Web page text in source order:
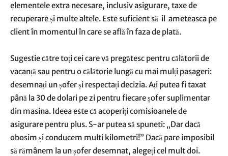
elementele extra necesare, inclusiv asigurare, taxe de
recuperare și multe altele. Este suficient să il ameteasca pe
client în momentul în care se află în faza de plată.
Sugestie către toți cei care vă pregătesc pentru călătorii de
vacanță sau pentru o călătorie lungă cu mai mulți pasageri:
desemnați un șofer și respectați decizia. Ați putea fi taxat
până la 30 de dolari pe zi pentru fiecare șofer suplimentar
din masina. Ideea este că acoperiți comisioanele de
asigurare pentru plus. S-ar putea să spuneti: „Dar dacă
obosim și conducem multi kilometri!” Dacă pare imposibil
să rămânem la un șofer desemnat, alegeți cel mult doi.